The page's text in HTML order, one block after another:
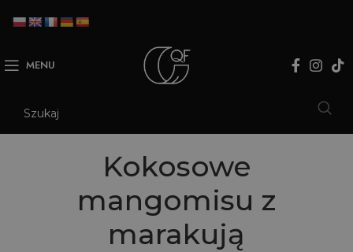
MENU
Kokosowe
mangomisu z
marakują